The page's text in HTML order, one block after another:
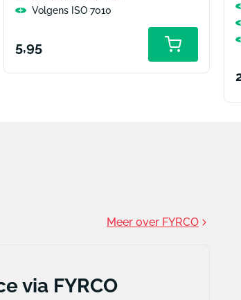
Volgens ISO 7010
Normale
5,95
Toevoegen
aan
Meer over FYRCO
via FYRCO